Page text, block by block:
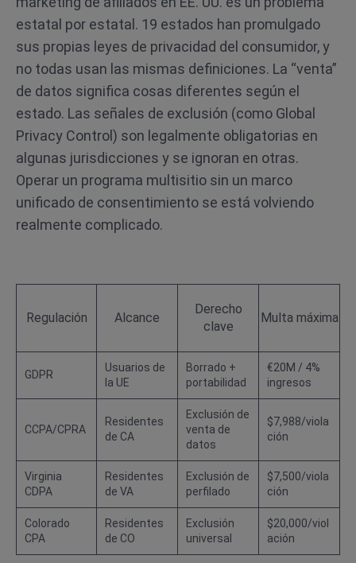
estatal por estatal. 19 estados han promulgado
sus propias leyes de privacidad del consumidor, y
no todas usan las mismas definiciones. La “venta”
de datos significa cosas diferentes según el
estado. Las señales de exclusión (como Global
Privacy Control) son legalmente obligatorias en
algunas jurisdicciones y se ignoran en otras.
Operar un programa multisitio sin un marco
unificado de consentimiento se está volviendo
realmente complicado.
Regulación Alcance
Derecho
clave
Multa máxima
GDPR
Usuarios de
la UE
Borrado +
portabilidad
€20M / 4%
ingresos
CCPA/CPRA
Residentes
de CA
Exclusión de
venta de
datos
$7,988/viola
ción
Virginia
CDPA
Residentes
de VA
Exclusión de
perfilado
$7,500/viola
ción
Colorado
CPA
Residentes
de CO
Exclusión
universal
$20,000/viol
ación